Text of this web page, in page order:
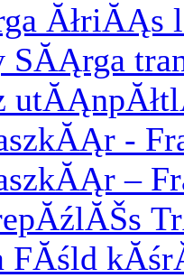
ĂłriĂĄs
SĂĄrga
-
–
FĂśld